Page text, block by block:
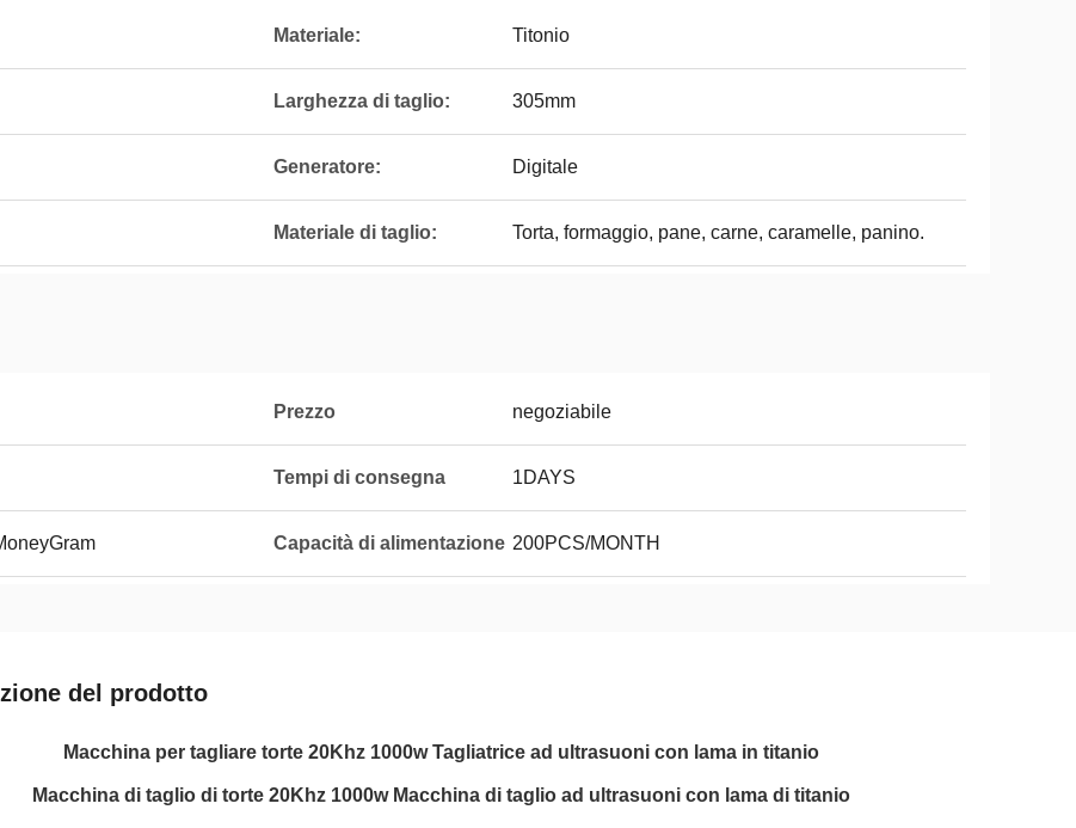
Materiale: Titonio
Larghezza di taglio: 305mm
Generatore: Digitale
Materiale di taglio: Torta, formaggio, pane, carne, caramelle, panino.
Prezzo negoziabile
Tempi di consegna 1DAYS
Capacità di alimentazione 200PCS/MONTH
del prodotto
Macchina per tagliare torte 20Khz 1000w Tagliatrice ad ultrasuoni con lama in titanio
Macchina di taglio di torte 20Khz 1000w Macchina di taglio ad ultrasuoni con lama di titanio